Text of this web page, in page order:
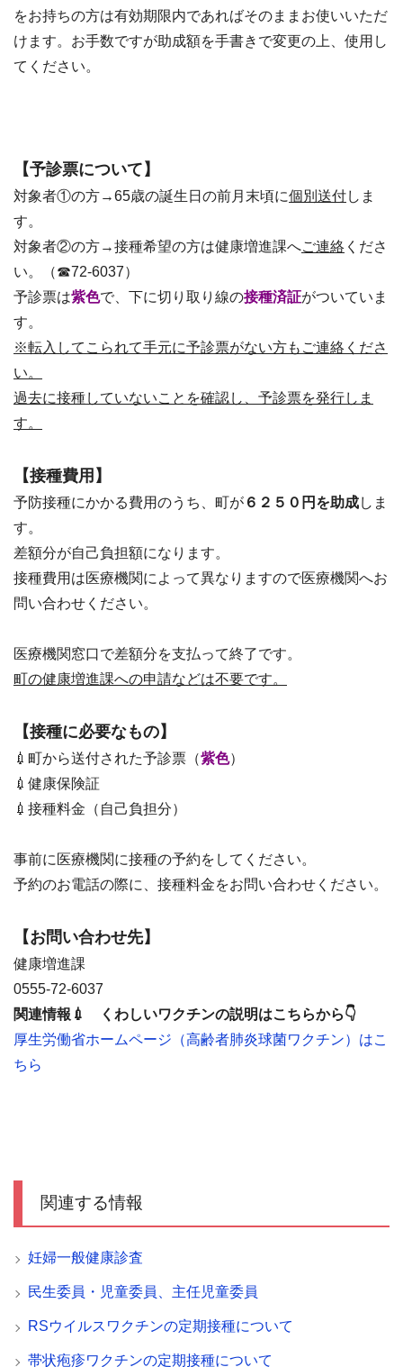
をお持ちの方は有効期限内であればそのままお使いいただ
けます。お手数ですが助成額を手書きで変更の上、使用し
てください。
【予診票について】
対象者①の方→65歳の誕生日の前月末頃に個別送付しま
す。
対象者②の方→接種希望の方は健康増進課へご連絡 くださ
い。（☎72-6037）
予診票は紫色で、下に切り取り線の接種済証がついていま
す。
※転入してこられて手元に予診票がない方もご連絡くださ
い。
過去に接種していないことを確認し、予診票を発行しま
す。
【接種費用】
予防接種にかかる費用のうち、町が ６２５０ 円を助成しま
す。
差額分が自己負担額になります。
接種費用は医療機関によって異なりますので医療機関へお
問い合わせください。
医療機関窓口で差額分を支払って終了です。
町の健康増進課への申請などは不要です。
【接種に必要なもの】
💉町から送付された予診票（紫色）
💉健康保険証
💉接種料金（自己負担分）
事前に医療機関に接種の予約をしてください。
予約のお電話の際に、接種料金をお問い合わせください。
【お問い合わせ先】
健康増進課
0555-72-6037
関連情報💉 くわしいワクチンの説明はこちらから👇
厚生労働省ホームページ（高齢者肺炎球菌ワクチン）はこ
ちら
関連する情報
妊婦一般健康診査
民生委員・児童委員、主任児童委員
RSウイルスワクチンの定期接種について
帯状疱疹ワクチンの定期接種について